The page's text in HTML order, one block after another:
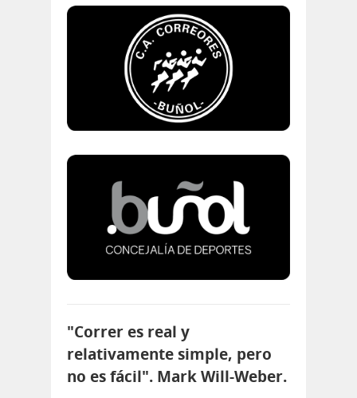
"Correr es real y
relativamente simple, pero
no es fácil". Mark Will-Weber.